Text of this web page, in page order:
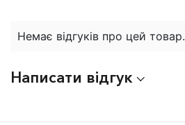
Немає відгуків про цей товар.
Написати відгук